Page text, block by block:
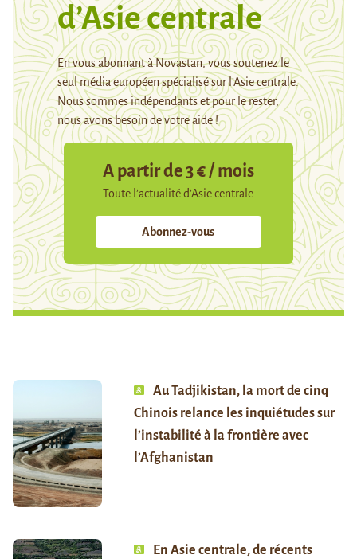
d’Asie centrale
En vous abonnant à Novastan, vous soutenez le
seul média européen spécialisé sur l’Asie centrale.
Nous sommes indépendants et pour le rester,
nous avons besoin de votre aide !
A partir de 3 € / mois
Toute l’actualité d’Asie centrale
Abonnez-vous
Au Tadjikistan, la mort de cinq
Chinois relance les inquiétudes sur
l’instabilité à la frontière avec
l’Afghanistan
En Asie centrale, de récents